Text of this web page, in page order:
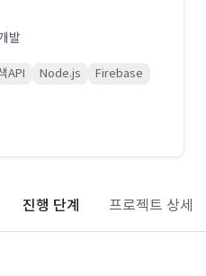
발
API Node.js
Firebase
진행 단계 프로젝트 상세